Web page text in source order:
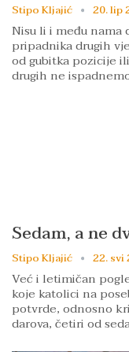
Stipo Kljajić 20. lip
Nisu li i među nama
pripadnika drugih
od gubitka pozicije
drugih ne
Sedam, a ne
Stipo Kljajić 22. svi
Već i letimičan
koje katolici na
potvrde, odnosno
darova, četiri od